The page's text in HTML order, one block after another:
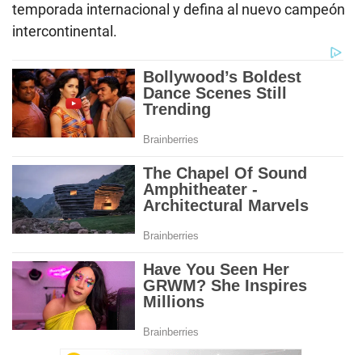
temporada internacional y defina al nuevo campeón
intercontinental.